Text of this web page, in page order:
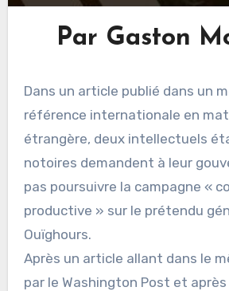
Par Gaston
Dans un article publié dans un
référence internationale en
étrangère, deux intellectuels
notoires demandent à leur
pas poursuivre la campagne «
productive » sur le prétendu
Ouïghours.
Après un article allant dans le
par le Washington Post et après